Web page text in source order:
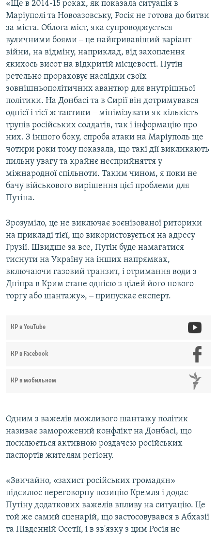
«Ще в 2014-15 роках, як показала ситуація в
Маріуполі та Новоазовську, Росія не готова до битви
за міста. Облога міст, яка супроводжується
вуличними боями ‒ це найкривавіший варіант
війни, на відміну, наприклад, від захоплення
якихось висот на відкритій місцевості. Путін
ретельно прораховує наслідки своїх
зовнішньополітичних авантюр для внутрішньої
політики. На Донбасі та в Сирії він дотримувався
однієї і тієї ж тактики ‒ мінімізувати як кількість
трупів російських солдатів, так і інформацію про
них. З іншого боку, спроба атаки на Маріуполь ще
чотири роки тому показала, що такі дії викликають
пильну увагу та крайнє несприйняття у
міжнародної спільноти. Таким чином, я поки не
бачу військового вирішення цієї проблеми для
Путіна.
Зрозуміло, це не виключає воєнізованої риторики
на прикладі тієї, що використовується на адресу
Грузії. Швидше за все, Путін буде намагатися
тиснути на Україну на інших напрямках,
включаючи газовий транзит, і отримання води з
Дніпра в Крим стане однією з цілей його нового
торгу або шантажу», ‒ припускає експерт.
КР в YouTube
КР в Facebook
КР в мобильном
​Одним з важелів можливого шантажу політик
називає заморожений конфлікт на Донбасі, що
посилюється активною роздачею російських
паспортів жителям регіону.
«Звичайно, «захист російських громадян»
підсилює переговорну позицію Кремля і додає
Путіну додаткових важелів впливу на ситуацію. Це
той же самий сценарій, що застосовувався в Абхазії
та Південній Осетії, і в зв'язку з цим Росія не